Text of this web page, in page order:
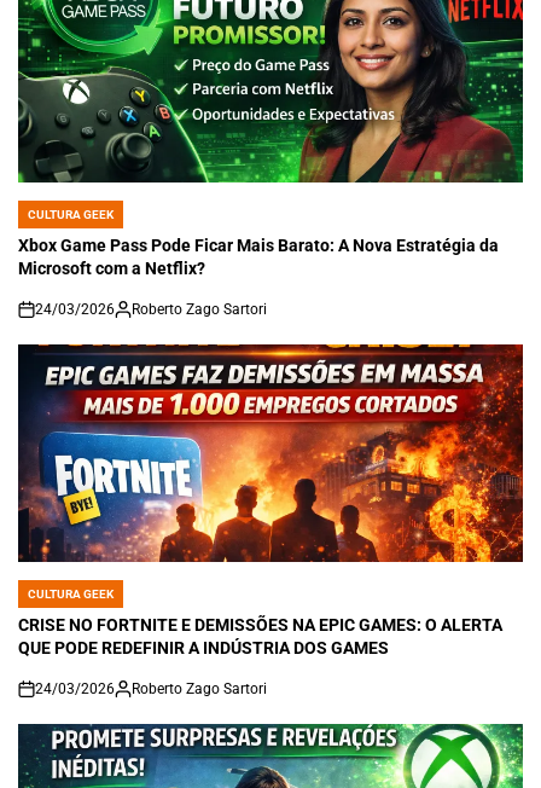
POSTED
IN
CULTURA GEEK
Xbox Game Pass Pode Ficar Mais Barato: A Nova Estratégia da
Microsoft com a Netflix?
on
24/03/2026 Roberto Zago Sartori
POSTED
IN
CULTURA GEEK
CRISE NO FORTNITE E DEMISSÕES NA EPIC GAMES: O ALERTA
QUE PODE REDEFINIR A INDÚSTRIA DOS GAMES
on
24/03/2026 Roberto Zago Sartori